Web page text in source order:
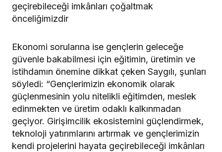
geçirebileceği imkânları çoğaltmak
önceliğimizdir
Ekonomi sorularına ise gençlerin geleceğe
güvenle bakabilmesi için eğitimin, üretimin ve
istihdamın önemine dikkat çeken Saygılı, şunları
söyledi: “Gençlerimizin ekonomik olarak
güçlenmesinin yolu nitelikli eğitimden, meslek
edinmekten ve üretim odaklı kalkınmadan
geçiyor. Girişimcilik ekosistemini güçlendirmek,
teknoloji yatırımlarını artırmak ve gençlerimizin
kendi projelerini hayata geçirebileceği imkânları